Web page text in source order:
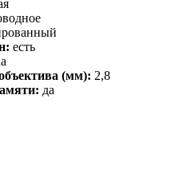
есть
(мм): 2,8
да